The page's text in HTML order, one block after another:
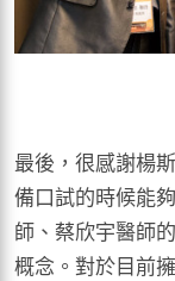
最後，很感謝楊
備口試的時候能
師、蔡欣宇醫師
概念。對於目前